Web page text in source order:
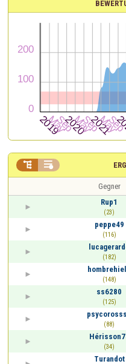
 
Gegner
Rup1
(23)
peppe49
(116)
(182)
(148)
ss6280
(125)
(88)
(34)
Turandot